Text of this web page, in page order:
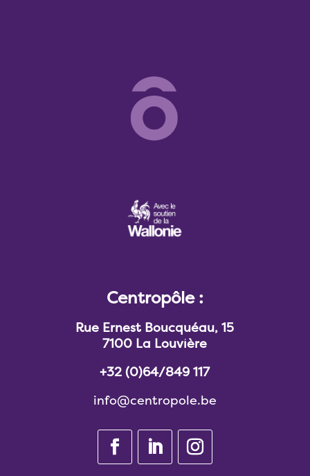
Centropôle :
Rue Ernest Boucquéau, 15
7100 La Louvière
+32 (0)64/849 117
info@centropole.be